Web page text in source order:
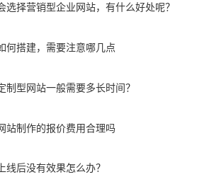
选择营销型企业网站，有什么好处呢？
何搭建，需要注意哪几点
制型网站一般需要多长时间？
站制作的报价费用合理吗
线后没有效果怎么办？